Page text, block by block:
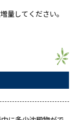
量してください。